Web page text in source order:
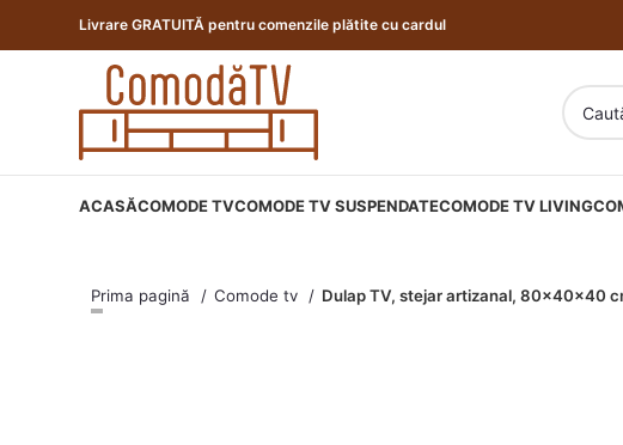
Livrare GRATUITĂ pentru comenzile plătite cu cardul
ACASĂCOMODE TVCOMODE TV SUSPENDATECOMODE TV LIVING
Prima pagină Comode tv Dulap TV, stejar artizanal, 80x40x40